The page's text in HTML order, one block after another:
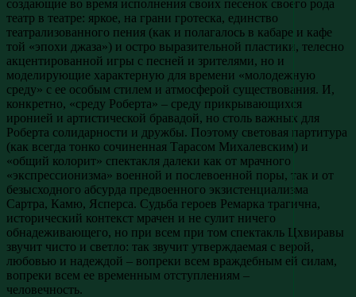
создающие во время исполнения своих песенок своего рода
театр в театре: яркое, на грани гротеска, единство
театрализованного пения (как и полагалось в кабаре и кафе
той «эпохи джаза») и остро выразительной пластики, телесно
акцентированной игры с песней и зрителями, но и
моделирующие характерную для времени «молодежную
среду» с ее особым стилем и атмосферой существования. И,
конкретно, «среду Роберта» – среду прикрывающихся
иронией и артистической бравадой, но столь важных для
Роберта солидарности и дружбы. Поэтому световая партитура
(как всегда тонко сочиненная Тарасом Михалевским) и
«общий колорит» спектакля далеки как от мрачного
«экспрессионизма» военной и послевоенной поры, так и от
безысходного абсурда предвоенного экзистенциализма
Сартра, Камю, Ясперса. Судьба героев Ремарка трагична,
исторический контекст мрачен и не сулит ничего
обнадеживающего, но при всем при том спектакль Цхвиравы
звучит чисто и светло: так звучит утверждаемая с верой,
любовью и надеждой – вопреки всем враждебным ей силам,
вопреки всем ее временным отступлениям –
человечность.